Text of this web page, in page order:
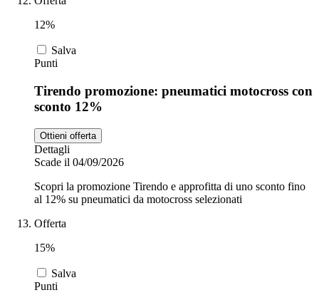
12%
Salva
Punti
Tirendo promozione: pneumatici motocross con
sconto 12%
Ottieni offerta
Dettagli
Scade il 04/09/2026
Scopri la promozione Tirendo e approfitta di uno sconto fino
al 12% su pneumatici da motocross selezionati
Offerta
15%
Salva
Punti